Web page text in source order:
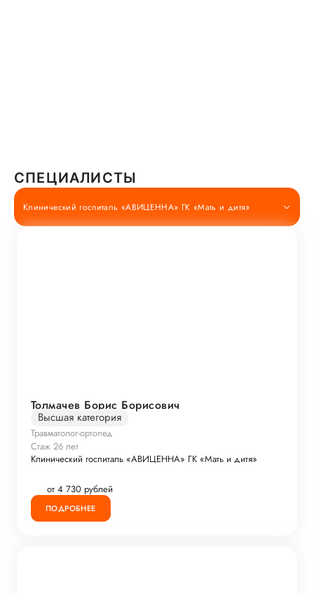
СПЕЦИАЛИСТЫ
Клинический госпиталь «АВИЦЕННА» ГК «Мать и дитя»
Толмачев Борис Борисович
Высшая категория
Травматолог-ортопед
Стаж 26 лет
Клинический госпиталь «АВИЦЕННА» ГК «Мать и дитя»
от 4 730 рублей
ПОДРОБНЕЕ